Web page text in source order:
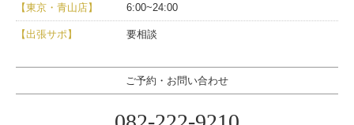
【東京・青山店】 6:00~24:00
【出張サポ】 要相談
ご予約・お問い合わせ